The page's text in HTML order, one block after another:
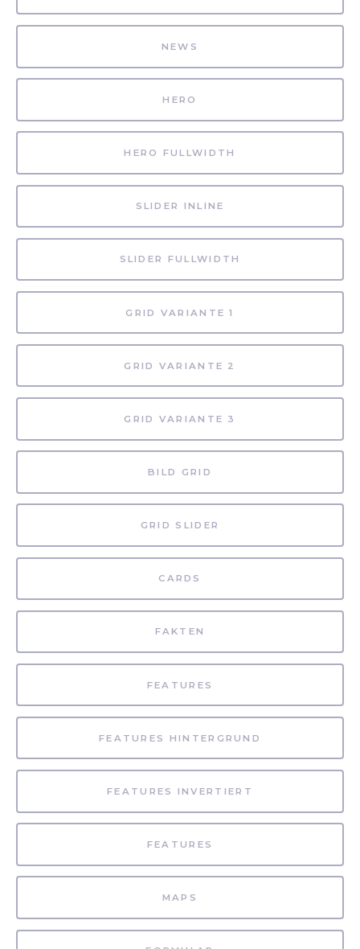
NEWS
HERO
HERO FULLWIDTH
SLIDER INLINE
SLIDER FULLWIDTH
GRID VARIANTE 1
GRID VARIANTE 2
GRID VARIANTE 3
BILD GRID
GRID SLIDER
CARDS
FAKTEN
FEATURES
FEATURES HINTERGRUND
FEATURES INVERTIERT
FEATURES
MAPS